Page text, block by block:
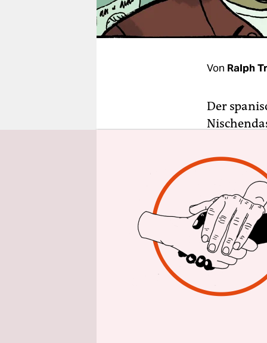
unterstützen
abo
Von Ralph
Der
und
Die
Seguí
Barrio
wurden
Junkies,
führte